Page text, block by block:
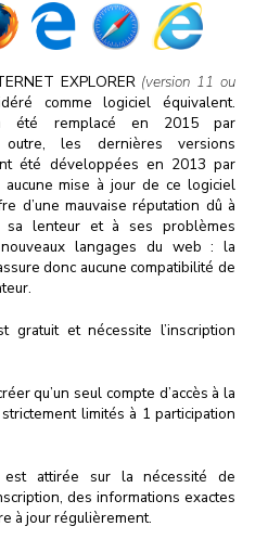
EXPLORER (version 11 ou
comme logiciel équivalent.
a été remplacé en 2015 par
outre, les dernières versions
été développées en 2013 par
aucune mise à jour de ce logiciel
d’une mauvaise réputation dû à
lenteur et à ses problèmes
langages du web : la
donc aucune compatibilité de
gratuit et nécessite l’inscription
qu’un seul compte d’accès à la
limités à 1 participation
est attirée sur la nécessité de
des informations exactes
à jour régulièrement.